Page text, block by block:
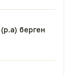
берген